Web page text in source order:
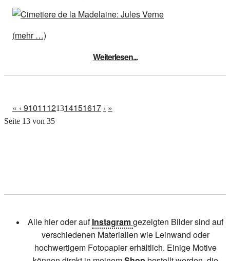
(mehr …)
Weiterlesen...
« ‹ 91011121314151617 › »
Seite 13 von 35
Alle hier oder aufInstagramgezeigten Bilder sind auf
verschiedenen Materialien wie Leinwand oder
hochwertigem Fotopapier erhältlich. Einige Motive